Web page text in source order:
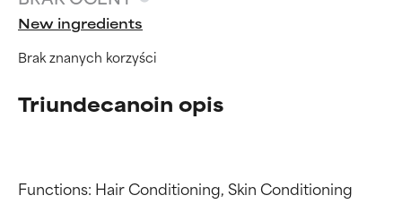
New ingredients
Brak znanych korzyści
Triundecanoin opis
Functions: Hair Conditioning, Skin Conditioning